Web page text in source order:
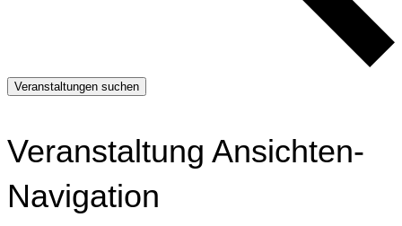
Veranstaltungen suchen
Veranstaltung Ansichten-
Navigation